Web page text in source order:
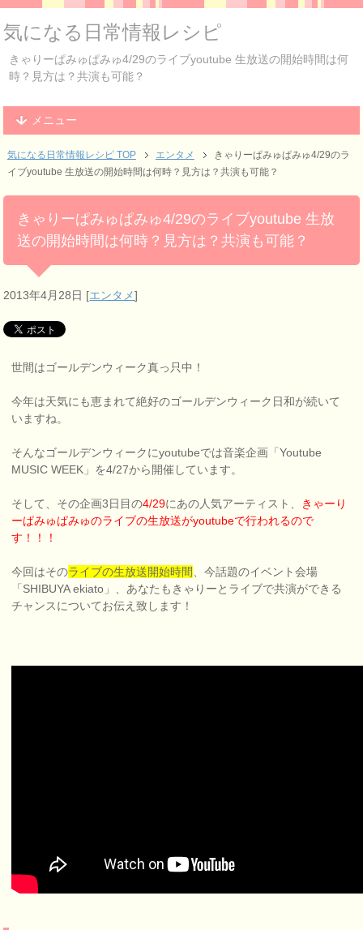
気になる日常情報レシピ
きゃりーぱみゅぱみゅ4/29のライブyoutube 生放送の開始時間は何
時？見方は？共演も可能？
メニュー
気になる日常情報レシピ TOP エンタメ
きゃりーぱみゅぱみゅ4/29のラ
イブyoutube 生放送の開始時間は何時？見方は？共演も可能？
きゃりーぱみゅぱみゅ4/29のライブyoutube 生放
送の開始時間は何時？見方は？共演も可能？
2013年4月28日 [エンタメ]
世間はゴールデンウィーク真っ只中！
今年は天気にも恵まれて絶好のゴールデンウィーク日和が続いて
いますね。
そんなゴールデンウィークにyoutubeでは音楽企画「Youtube
MUSIC WEEK」を4/27から開催しています。
そして、その企画3日目の4/29にあの人気アーティスト、 きゃーり
ーぱみゅぱみゅのライブの生放送がyoutubeで行われるので
す！！！
今回はそのライブの生放送開始時間、今話題のイベント会場
「SHIBUYA ekiato」、あなたもきゃりーとライブで共演ができる
チャンスについてお伝え致します！